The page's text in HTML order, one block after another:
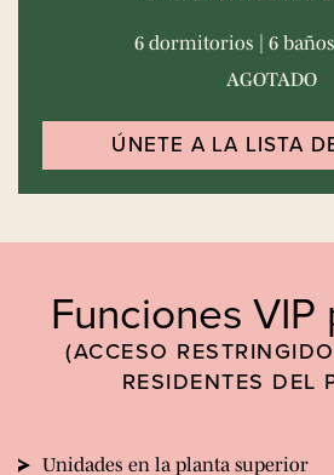
6 dormitorios | 6 baños
AGOTADO
ÚNETE A LA LISTA
Funciones
(ACCESO
RESIDENTES DEL
Unidades en la planta superior